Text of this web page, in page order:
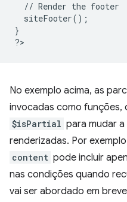
  // Render the footer
  siteFooter();
}
?
No exemplo acima, as
invocadas como funções,
$isPartial para mudar
renderizadas. Por
content pode incluir
nas condições quando
vai ser abordado em